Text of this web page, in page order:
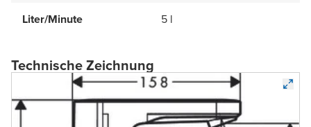
Liter/Minute 5 l
Technische Zeichnung